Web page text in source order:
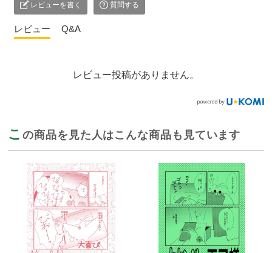
レビューを書く 質問する
レビュー Q&A
レビュー投稿がありません。
この商品を見た人はこんな商品も見ています